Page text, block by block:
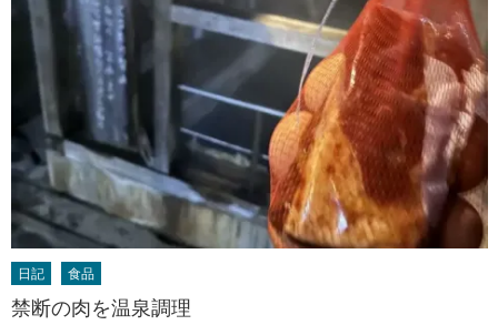
中…
日記 食品
禁断の肉を温泉調理